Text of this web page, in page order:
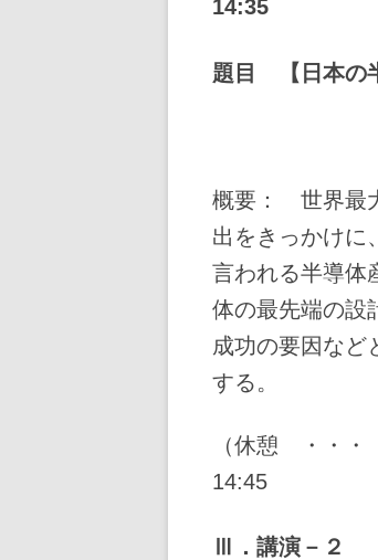
14:35
題目 【 日本の
概要： 世界最
出をきっかけに
言われる半導体
体の最先端の設
成功の要因など
する。
（休憩
14:45
Ⅲ．講